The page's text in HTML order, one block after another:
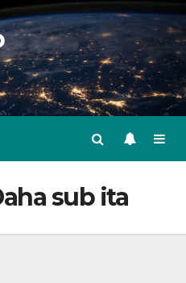
sub ita